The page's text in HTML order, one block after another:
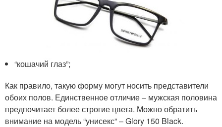
“кошачий глаз”;
Как правило, такую форму могут носить представители
обоих полов. Единственное отличие – мужская половина
предпочитает более строгие цвета. Можно обратить
внимание на модель “унисекс” – Glory 150 Black.